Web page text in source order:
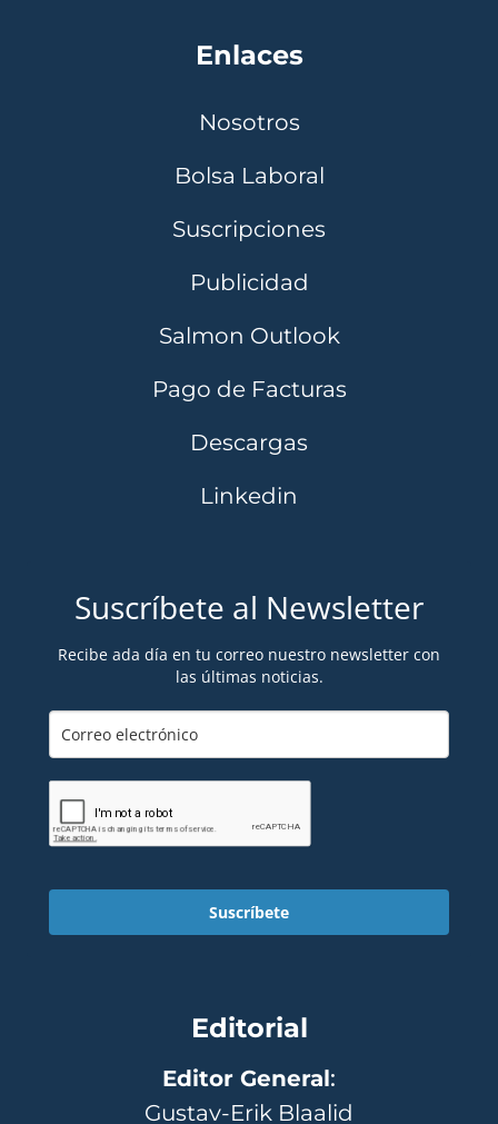
Enlaces
Nosotros
Bolsa Laboral
Suscripciones
Publicidad
Salmon Outlook
Pago de Facturas
Descargas
Linkedin
Suscríbete al Newsletter
Recibe ada día en tu correo nuestro newsletter con
las últimas noticias.
Suscríbete
Editorial
Editor General:
Gustav-Erik Blaalid